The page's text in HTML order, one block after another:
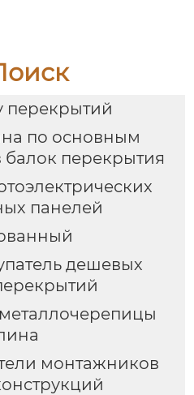
по основным
балок перекрытия
панелей
дешевых
монтажников